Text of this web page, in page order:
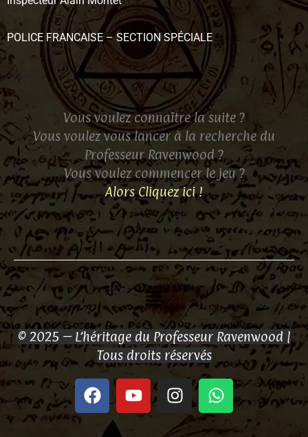
POLICE FRANCAISE – SECTION SPÉCIALE
Vous voulez connaître la suite ?
Vous voulez vous lancer à la recherche du
Professeur Ravenwood ?
Vous voulez commencer le jeu ?
Alors Cliquez ici !
Menu
© 2025 – L’héritage du Professeur Ravenwood |
Tous droits réservés
F
a
c
Y
o
u
I
n
s
W
h
a